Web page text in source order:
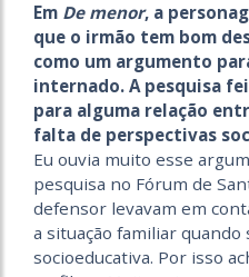
Em De menor, a
que o irmão tem bom
como um argumento
internado. A pesquisa
para alguma relação
falta de perspectivas
Eu ouvia muito esse
pesquisa no Fórum de
defensor levavam em
a situação familiar
socioeducativa. Por isso